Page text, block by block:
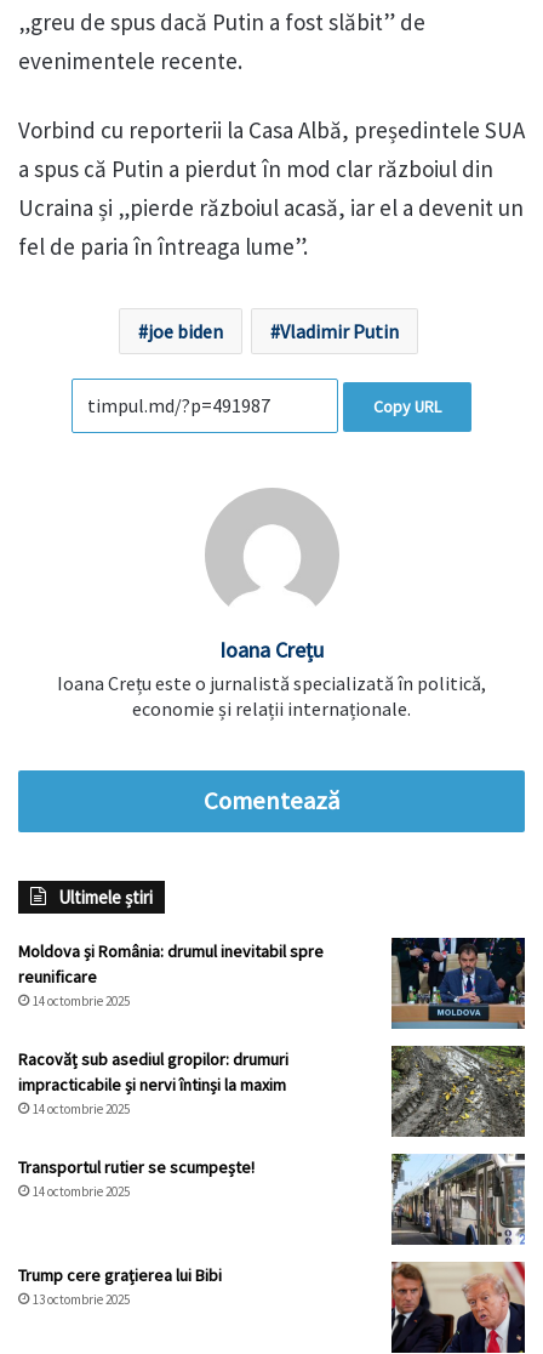
„greu de spus dacă Putin a fost slăbit” de
evenimentele recente.
Vorbind cu reporterii la Casa Albă, președintele SUA
a spus că Putin a pierdut în mod clar războiul din
Ucraina și „pierde războiul acasă, iar el a devenit un
fel de paria în întreaga lume”.
joe biden Vladimir Putin
Copy URL
Ioana Crețu
Ioana Crețu este o jurnalistă specializată în politică,
economie și relații internaționale.
Comentează
Ultimele știri
Moldova și România: drumul inevitabil spre
reunificare
14 octombrie 2025
Racovăț sub asediul gropilor: drumuri
impracticabile și nervi întinși la maxim
14 octombrie 2025
Transportul rutier se scumpește!
14 octombrie 2025
Trump cere grațierea lui Bibi
13 octombrie 2025